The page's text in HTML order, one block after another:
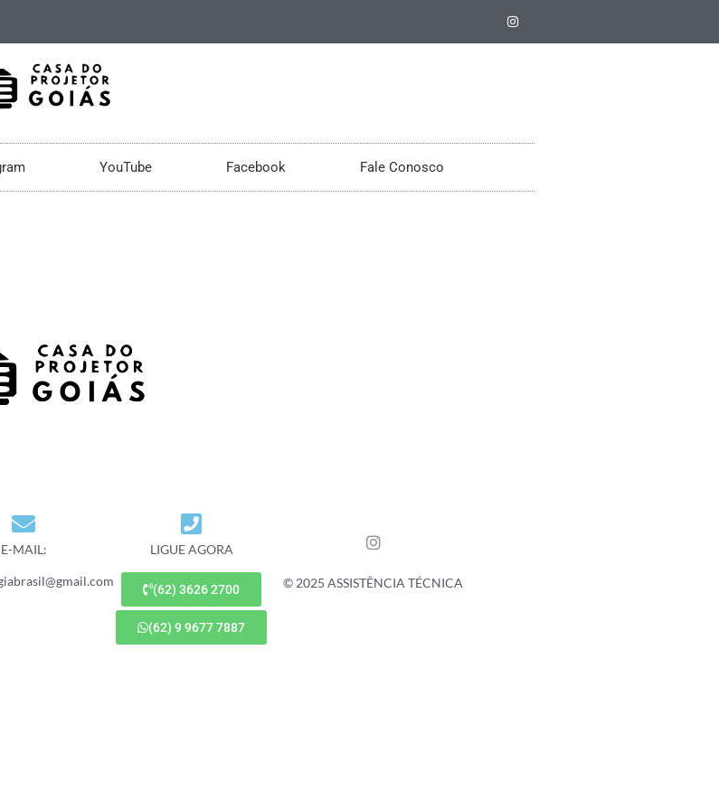
YouTube Facebook Fale Conosco
E-MAIL: LIGUE AGORA
(62) 3626 2700
(62) 9 9677 7887
© 2025 ASSISTÊNCIA TÉCNICA